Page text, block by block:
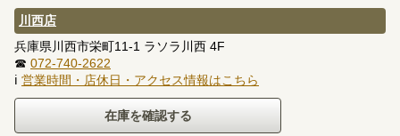
川西店
兵庫県川西市栄町11-1 ラソラ川西 4F
☎ 072-740-2622
ℹ 営業時間・店休日・アクセス情報はこちら